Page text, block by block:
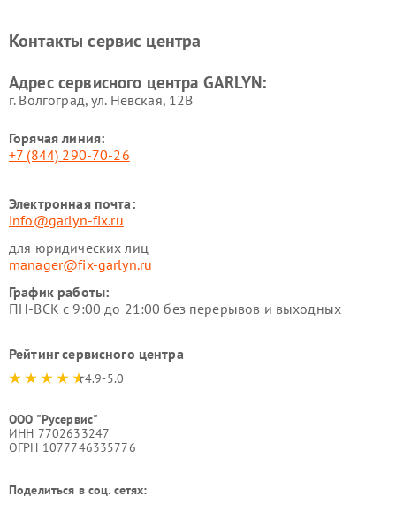
стеклоочистителей GARLYN
GARLYN
GARLYN
Контакты сервис центра
Адрес сервисного центра GARLYN:
г. Волгоград, ул. Невская, 12В
Горячая линия:
+7 (844) 290-70-26
Электронная почта:
info@garlyn-fix.ru
для юридических лиц
manager@fix-garlyn.ru
График работы:
ПН-ВСК с 9:00 до 21:00 без перерывов и выходных
Рейтинг сервисного центра
4.9-5.0
ООО "Русервис"
ИНН 7702633247
ОГРН 1077746335776
Поделиться в соц. сетях: